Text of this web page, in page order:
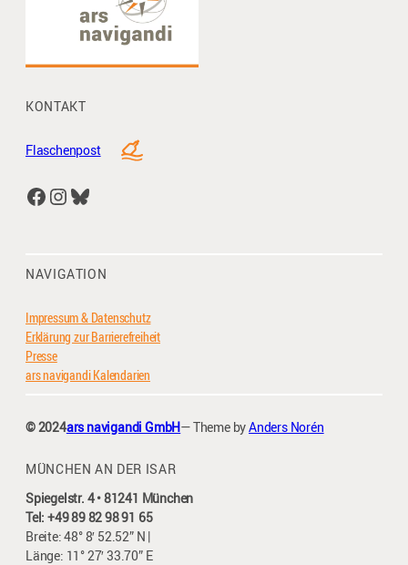
KONTAKT
Flaschenpost
Facebook InstagramBluesky
NAVIGATION
Impressum & Datenschutz
Erklärung zur Barrierefreiheit
Presse
ars navigandi Kalendarien
© 2024ars navigandi GmbH— Theme byAnders Norén
MÜNCHEN AN DER ISAR
Spiegelstr. 4 • 81241 München
Tel: +49 89 82 98 91 65
Breite: 48° 8′ 52.52” N |
Länge: 11° 27′ 33.70” E